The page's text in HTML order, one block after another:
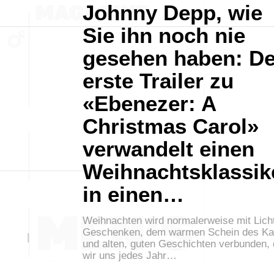
Johnny Depp, wie
Sie ihn noch nie
gesehen haben:
erste Trailer zu
«Ebenezer: A
Christmas Carol»
verwandelt einen
in einen…
Weihnachten wird normalerweise mit
Geschenken, dem warmen Schein des
und alten, guten Geschichten verbunden,
wir uns jedes Jahr…